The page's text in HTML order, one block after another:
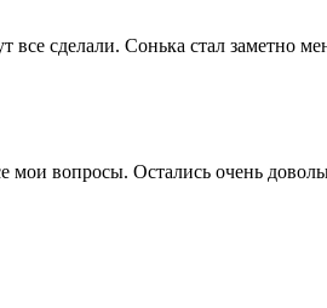
сделали. Сонька стал заметно
мои вопросы. Остались очень